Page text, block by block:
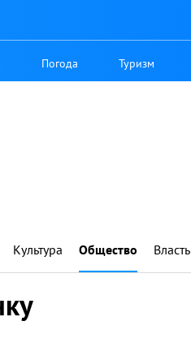
Погода Туризм
Культура Общество Власть